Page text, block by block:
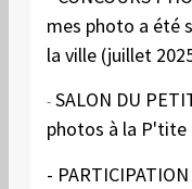
mes photo a été
la ville (juillet
- SALON DU
photos à la P'tite
-